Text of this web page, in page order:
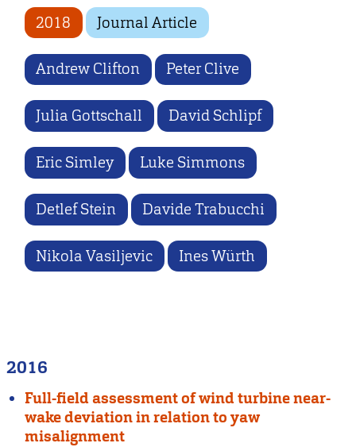
2018 Journal Article
Andrew Clifton Peter Clive
Julia Gottschall David Schlipf
Eric Simley Luke Simmons
Detlef Stein Davide Trabucchi
Nikola Vasiljevic Ines Würth
2016
Full-field assessment of wind turbine near-
wake deviation in relation to yaw
misalignment